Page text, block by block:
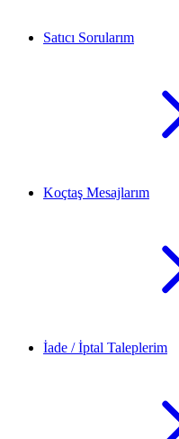
Satıcı Sorularım
Koçtaş Mesajlarım
İade / İptal Taleplerim